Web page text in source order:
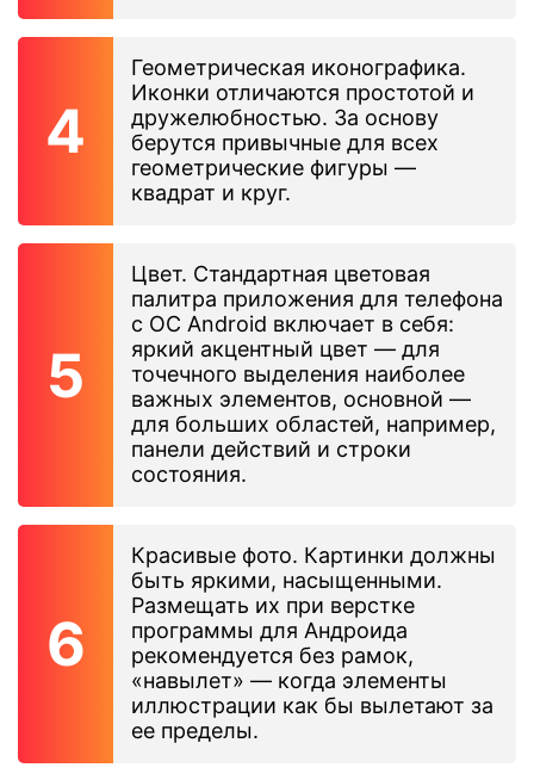
Геометрическая иконографика.
Иконки отличаются простотой и
дружелюбностью. За основу
берутся привычные для всех
геометрические фигуры —
квадрат и круг.
Цвет. Стандартная цветовая
палитра приложения для телефона
с ОС Android включает в себя:
яркий акцентный цвет — для
точечного выделения наиболее
важных элементов, основной —
для больших областей, например,
панели действий и строки
состояния.
Красивые фото. Картинки должны
быть яркими, насыщенными.
Размещать их при верстке
программы для Андроида
рекомендуется без рамок,
«навылет» — когда элементы
иллюстрации как бы вылетают за
ее пределы.